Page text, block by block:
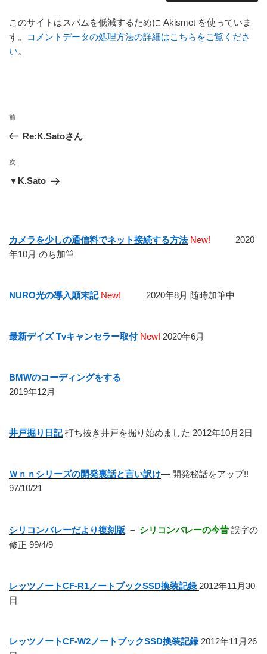
このサイトはスパムを低減するために Akismet を使っていま
す。
コメントデータの処理方法の詳細はこちらをご覧くださ
い。
投
ナ
ビ
ゲ
ン
前
の
稿
前
Re:K.Satoさん
次
の
次
▼K.Sato
カメラを少しの通信料でネット接続する方法 New! 2020
年10月 のち加筆
NURO光の導入顛末記 New! 2020年8月 随時加筆中
最新デイズ Tvキャンセラー取付New! 2020年6月
BMWのコーディングをする
2019年12月
井戸掘り日記 打ち抜き井戸を掘り始めました 2012年10月2日
Ｗｎｎシリーズの開発裏話と言い訳け― 開発秘話をアップ!!
97/10/21
シリコンバレーだより復刻版 － シリコンバレーの今昔 誤字の
修正 99/4/9
レッツノートCF-R1ノートブックSSD換装記録 2012年11月30
日
レッツノートCF-W2ノートブックSSD換装記録 2012年11月26